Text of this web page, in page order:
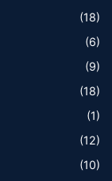
(18)
(6)
(9)
(18)
(1)
(12)
(10)